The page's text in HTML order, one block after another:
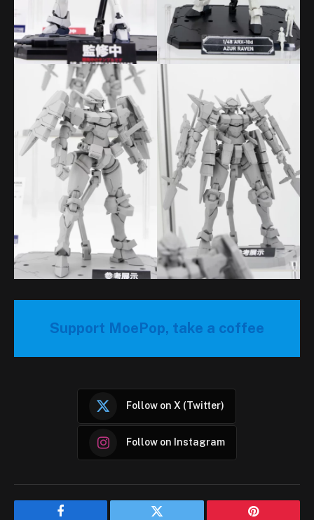
Support MoePop, take a coffee
Follow on X (Twitter)
Follow on Instagram